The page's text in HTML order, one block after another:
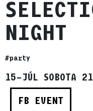
NIGHT
#party
15–JÚL SOBOTA
FB EVENT